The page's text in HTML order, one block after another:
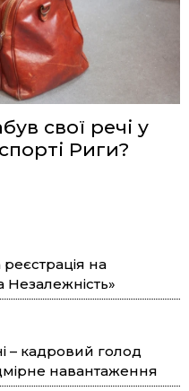
свої речі у
Риги?
на
Незалежність»
– кадровий голод
навантаження